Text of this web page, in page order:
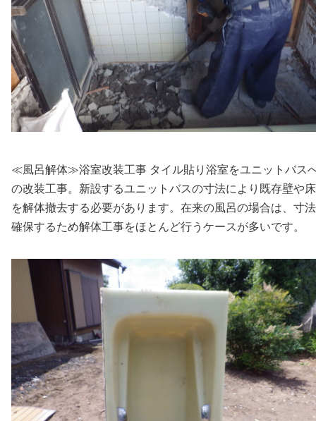
≪風呂解体≫浴室改装工事 タイル貼り浴室をユニットバス
の改装工事。新設するユニットバスの寸法により既存壁や
を解体撤去する必要があります。在来の風呂の場合は、寸
確保するため解体工事をほとんど行うケースが多いです。